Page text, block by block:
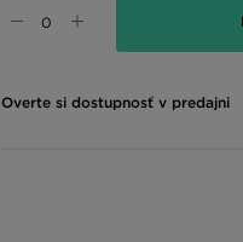
Overte si dostupnosť v predajni